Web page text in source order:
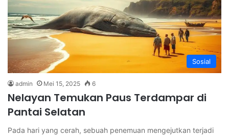
Sosial
admin Mei 15, 2025 6
Nelayan Temukan Paus Terdampar di
Pantai Selatan
Pada hari yang cerah, sebuah penemuan mengejutkan terjadi